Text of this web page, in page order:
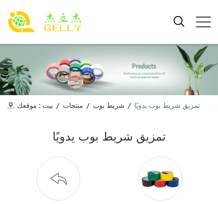
موقعك : بيت / منتجات / شريط بوب / تمزيق شريط بوب يدويًا
تمزيق شريط بوب يدويًا